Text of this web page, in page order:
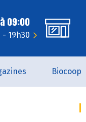
09:00
19h30
Biocoop